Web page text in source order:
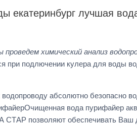
екатеринбург лучшая
химический анализ
при подлючении кулера для воды
абсолютно безопасно
вода пурифайер
СТАР позволяют обеспечивать